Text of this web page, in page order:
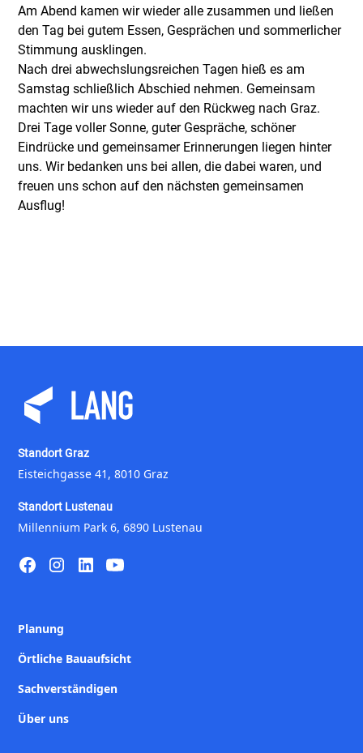
Am Abend kamen wir wieder alle zusammen und ließen
den Tag bei gutem Essen, Gesprächen und sommerlicher
Stimmung ausklingen.
Nach drei abwechslungsreichen Tagen hieß es am
Samstag schließlich Abschied nehmen. Gemeinsam
machten wir uns wieder auf den Rückweg nach Graz.
Drei Tage voller Sonne, guter Gespräche, schöner
Eindrücke und gemeinsamer Erinnerungen liegen hinter
uns. Wir bedanken uns bei allen, die dabei waren, und
freuen uns schon auf den nächsten gemeinsamen
Ausflug!
Standort Graz
Eisteichgasse 41, 8010 Graz
Standort Lustenau
Millennium Park 6, 6890 Lustenau
Planung
Örtliche Bauaufsicht
Sachverständigen
Über uns